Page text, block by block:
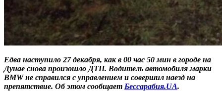
Едва наступило 27 декабря, как в 00 час 50 мин в городе на
Дунае снова произошло ДТП. Водитель автомобиля марки
BMW не справился с управлением и совершил наезд на
препятствие. Об этом сообщает Бессарабия.UA.